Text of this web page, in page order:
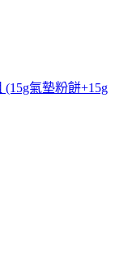
氣墊粉餅+15g